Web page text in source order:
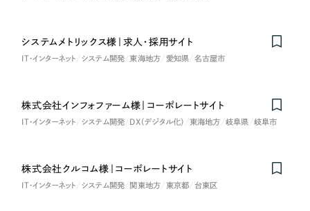
システムメトリックス様｜求人・採用サイト
IT・インターネット システム開発 東海地方 愛知県 名古屋市
株式会社インフォファーム様｜コーポレートサイト
IT・インターネット システム開発 DX（デジタル化） 東海地方 岐阜県 岐阜市
Nominee
株式会社クルコム様｜コーポレートサイト
IT・インターネット システム開発 関東地方 東京都 台東区